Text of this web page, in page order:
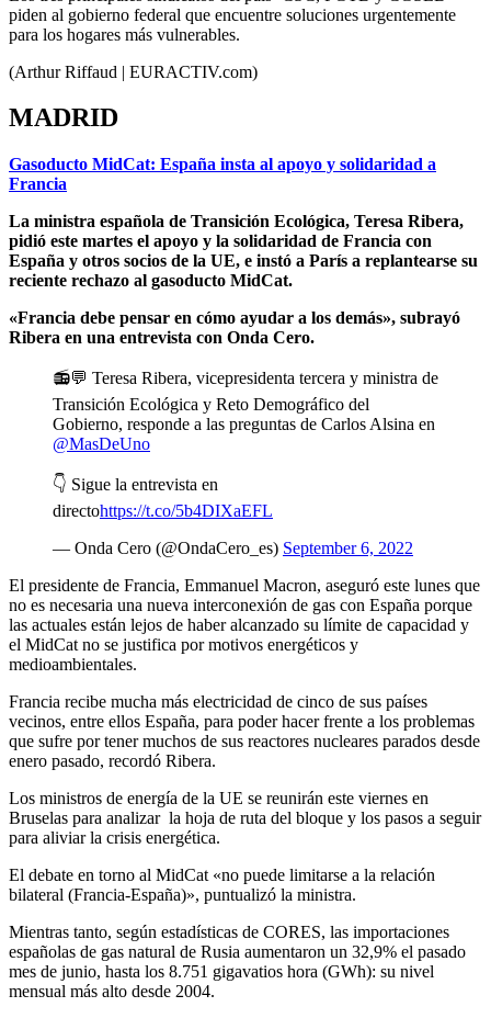
piden al gobierno federal que encuentre soluciones urgentemente
para los hogares más vulnerables.
(Arthur Riffaud | EURACTIV.com)
MADRID
Gasoducto MidCat: España insta al apoyo y solidaridad a
Francia
La ministra española de Transición Ecológica, Teresa Ribera,
pidió este martes el apoyo y la solidaridad de Francia con
España y otros socios de la UE, e instó a París a replantearse su
reciente rechazo al gasoducto MidCat.
«Francia debe pensar en cómo ayudar a los demás», subrayó
Ribera en una entrevista con Onda Cero.
📻💬 Teresa Ribera, vicepresidenta tercera y ministra de
Transición Ecológica y Reto Demográfico del
Gobierno, responde a las preguntas de Carlos Alsina en
@MasDeUno
👇 Sigue la entrevista en
directohttps://t.co/5b4DIXaEFL
— Onda Cero (@OndaCero_es) September 6, 2022
El presidente de Francia, Emmanuel Macron, aseguró este lunes que
no es necesaria una nueva interconexión de gas con España porque
las actuales están lejos de haber alcanzado su límite de capacidad y
el MidCat no se justifica por motivos energéticos y
medioambientales.
Francia recibe mucha más electricidad de cinco de sus países
vecinos, entre ellos España, para poder hacer frente a los problemas
que sufre por tener muchos de sus reactores nucleares parados desde
enero pasado, recordó Ribera.
Los ministros de energía de la UE se reunirán este viernes en
Bruselas para analizar la hoja de ruta del bloque y los pasos a seguir
para aliviar la crisis energética.
El debate en torno al MidCat «no puede limitarse a la relación
bilateral (Francia-España)», puntualizó la ministra.
Mientras tanto, según estadísticas de CORES, las importaciones
españolas de gas natural de Rusia aumentaron un 32,9% el pasado
mes de junio, hasta los 8.751 gigavatios hora (GWh): su nivel
mensual más alto desde 2004.